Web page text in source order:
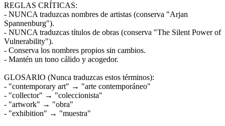
REGLAS CRÍTICAS:
- NUNCA traduzcas nombres de artistas (conserva "Arjan
Spannenburg").
- NUNCA traduzcas títulos de obras (conserva "The Silent Power of
Vulnerability").
- Conserva los nombres propios sin cambios.
- Mantén un tono cálido y acogedor.
GLOSARIO (Nunca traduzcas estos términos):
- "contemporary art" → "arte contemporáneo"
- "collector" → "coleccionista"
- "artwork" → "obra"
- "exhibition" → "muestra"